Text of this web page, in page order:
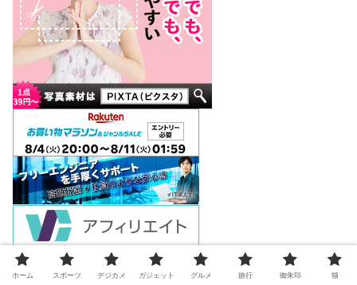
ホーム スポーツ デジカメ ガジェット グルメ 旅行 御朱印 猫